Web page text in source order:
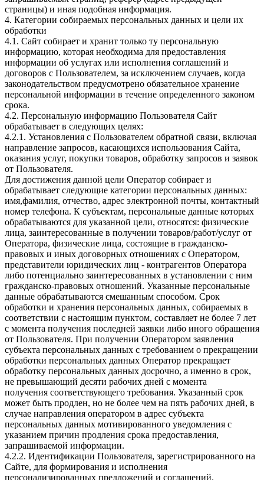
страницы) и иная подобная информация.
4. Категории собираемых персональных данных и цели их
обработки
4.1. Сайт собирает и хранит только ту персональную
информацию, которая необходима для предоставления
информации об услугах или исполнения соглашений и
договоров с Пользователем, за исключением случаев, когда
законодательством предусмотрено обязательное хранение
персональной информации в течение определенного законом
срока.
4.2. Персональную информацию Пользователя Сайт
обрабатывает в следующих целях:
4.2.1. Установления с Пользователем обратной связи, включая
направление запросов, касающихся использования Сайта,
оказания услуг, покупки товаров, обработку запросов и заявок
от Пользователя.
Для достижения данной цели Оператор собирает и
обрабатывает следующие категории персональных данных:
имя,фамилия, отчество, адрес электронной почты, контактный
номер телефона. К субъектам, персональные данные которых
обрабатываются для указанной цели, относятся: физические
лица, заинтересованные в получении товаров/работ/услуг от
Оператора, физические лица, состоящие в гражданско-
правовых и иных договорных отношениях с Оператором,
представители юридических лиц - контрагентов Оператора
либо потенциально заинтересованных в установлении с ним
гражданско-правовых отношений. Указанные персональные
данные обрабатываются смешанным способом. Срок
обработки и хранения персональных данных, собираемых в
соответствии с настоящим пунктом, составляет не более 7 лет
с момента получения последней заявки либо иного обращения
от Пользователя. При получении Оператором заявления
субъекта персональных данных с требованием о прекращении
обработки персональных данных Оператор прекращает
обработку персональных данных досрочно, а именно в срок,
не превышающий десяти рабочих дней с момента
получения соответствующего требования. Указанный срок
может быть продлен, но не более чем на пять рабочих дней, в
случае направления оператором в адрес субъекта
персональных данных мотивированного уведомления с
указанием причин продления срока предоставления,
запрашиваемой информации.
4.2.2. Идентификации Пользователя, зарегистрированного на
Сайте, для формирования и исполнения
персонализированных предложений и соглашений.